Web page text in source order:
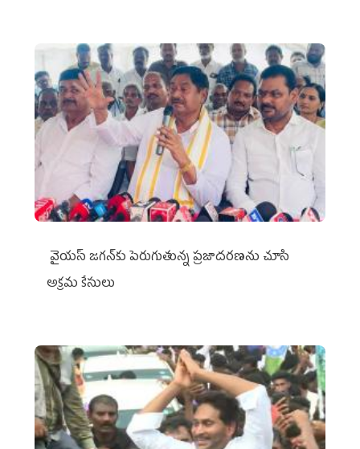
వైయ‌స్ జగన్‌కు పెరుగుతున్న ప్రజాదరణను చూసి
అక్రమ కేసులు